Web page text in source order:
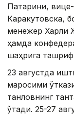
Патарини,
Каракутовска,
менежер Харли
ҳамда
шаҳрига
23 августда
маросими
танловнинг
ўтади. 25-27